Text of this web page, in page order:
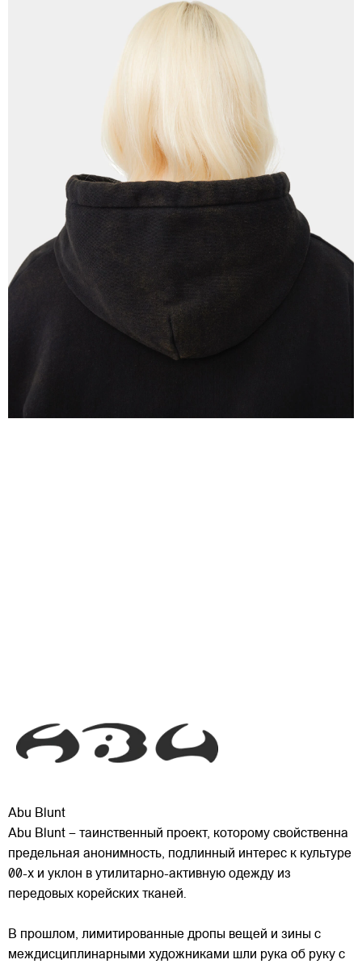
Abu Blunt
Abu Blunt – таинственный проект, которому свойственна
предельная анонимность, подлинный интерес к культуре
00-х и уклон в утилитарно-активную одежду из
передовых корейских тканей.
В прошлом, лимитированные дропы вещей и зины с
междисциплинарными художниками шли рука об руку с